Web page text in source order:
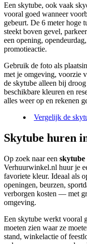
Een skytube, ook vaak
vooral goed wanneer
gebeurt. De 6 meter hoge
steekt boven gevel,
een opening,
promotieactie.
Gebruik de foto als
met je omgeving, voorzie
de skytube alleen bij
beschikbare kleuren en
alles weer op en rekenen
Vergelijk de
Skytube huren
Op zoek naar een skytube
Verhuurwinkel.nl huur je
favoriete kleur. Ideaal als
openingen, beurzen,
verborgen kosten — met
omgeving.
Een skytube werkt vooral
moeten zien waar ze
stand, winkelactie of